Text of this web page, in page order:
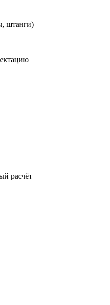
штанги)
расчёт